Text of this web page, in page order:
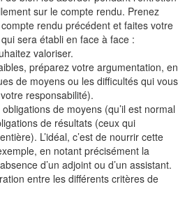
sur le compte rendu. Prenez
rendu précédent et faites votre
sera établi en face à face :
valoriser.
préparez votre argumentation, en
de moyens ou les difficultés qui vous
responsabilité).
de moyens (qu’il est normal
de résultats (ceux qui
L’idéal, c’est de nourrir cette
en notant précisément la
d’un adjoint ou d’un assistant.
entre les différents critères de